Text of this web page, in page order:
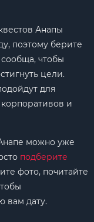
Анапы
поэтому берите
чтобы
цели.
для
и
можно уже
подберите
фото, почитайте
вам дату.